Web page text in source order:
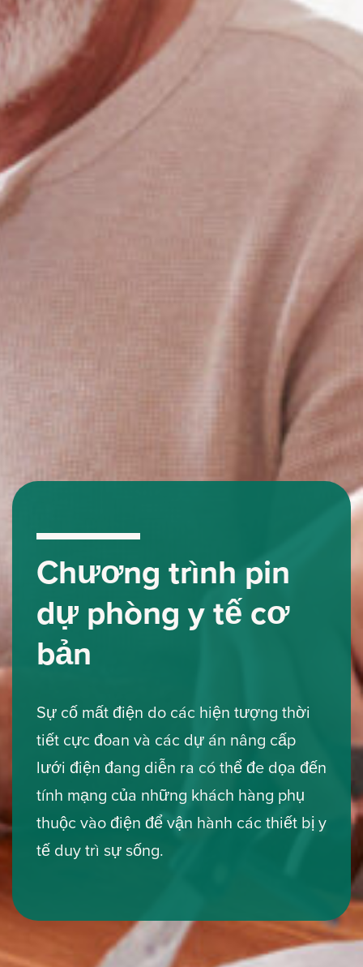
Chương trình pin
dự phòng y tế cơ
bản
Sự cố mất điện do các hiện tượng thời
tiết cực đoan và các dự án nâng cấp
lưới điện đang diễn ra có thể đe dọa đến
tính mạng của những khách hàng phụ
thuộc vào điện để vận hành các thiết bị y
tế duy trì sự sống.